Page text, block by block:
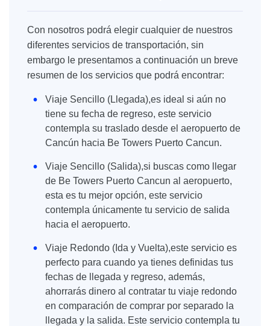
Con nosotros podrá elegir cualquier de nuestros
diferentes servicios de transportación, sin
embargo le presentamos a continuación un breve
resumen de los servicios que podrá encontrar:
Viaje Sencillo (Llegada),es ideal si aún no
tiene su fecha de regreso, este servicio
contempla su traslado desde el aeropuerto de
Cancún hacia Be Towers Puerto Cancun.
Viaje Sencillo (Salida),si buscas como llegar
de Be Towers Puerto Cancun al aeropuerto,
esta es tu mejor opción, este servicio
contempla únicamente tu servicio de salida
hacia el aeropuerto.
Viaje Redondo (Ida y Vuelta),este servicio es
perfecto para cuando ya tienes definidas tus
fechas de llegada y regreso, además,
ahorrarás dinero al contratar tu viaje redondo
en comparación de comprar por separado la
llegada y la salida. Este servicio contempla tu